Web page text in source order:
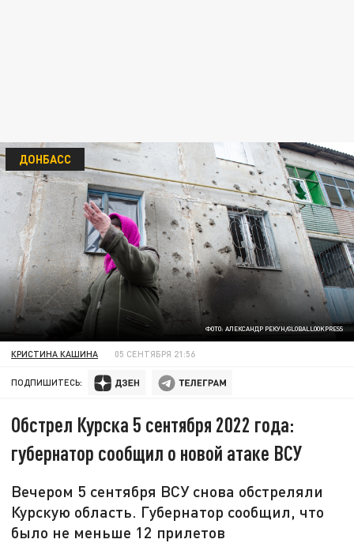
ФОТО: АЛЕКСАНДР РЕКУН/GLOBALLOOKPRESS
ДОНБАСС
КРИСТИНА КАШИНА 05 СЕНТЯБРЯ 21:56
ПОДПИШИТЕСЬ:
Обстрел Курска 5 сентября 2022 года:
губернатор сообщил о новой атаке ВСУ
Вечером 5 сентября ВСУ снова обстреляли
Курскую область. Губернатор сообщил, что
было не меньше 12 прилетов